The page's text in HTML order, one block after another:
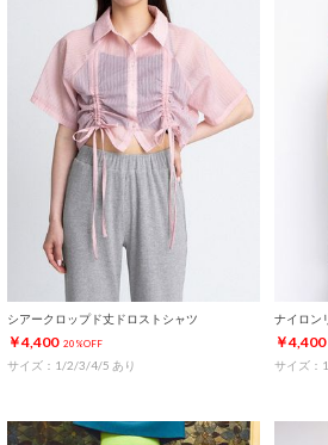
シアークロップド丈ドロストシャツ
￥4,400 20%OFF
サイズ：1/2/3/4/5 あり
ナイロン
￥4,400
サイズ：